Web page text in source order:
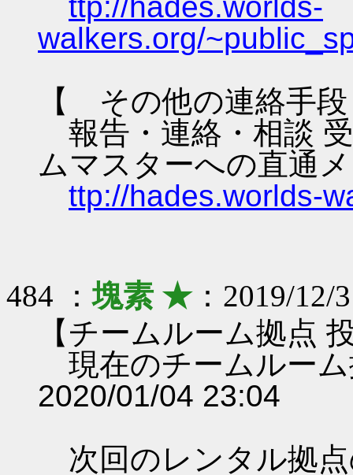
ttp://hades.worlds-
walkers.org/
【 その他の連絡手
報告・連絡・相談
ムマスターへの直通
ttp://hades.worlds-
484 ：塊素 ★：2019/12/
【チームルーム拠点
現在のチームルー
2020/01/04 23:04
次回のレンタル拠